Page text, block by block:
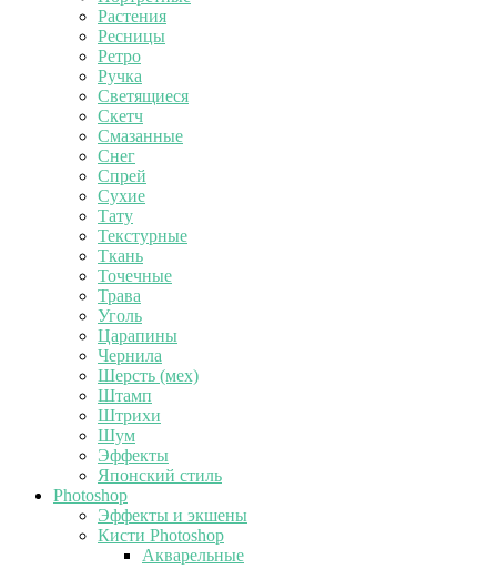
Растения
Ресницы
Ретро
Ручка
Светящиеся
Скетч
Смазанные
Снег
Спрей
Сухие
Тату
Текстурные
Ткань
Точечные
Трава
Уголь
Царапины
Чернила
Шерсть (мех)
Штамп
Штрихи
Шум
Эффекты
Японский стиль
Photoshop
Эффекты и экшены
Кисти Photoshop
Акварельные